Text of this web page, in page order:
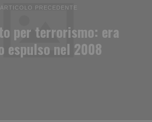
ARTICOLO PRECEDENTE
per terrorismo: era
espulso nel 2008